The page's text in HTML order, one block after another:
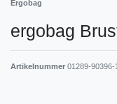
Ergobag
ergobag
Artikelnummer 01289-90396-